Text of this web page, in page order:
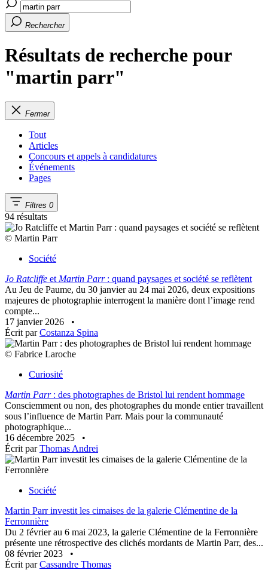
Rechercher
Résultats de recherche pour
"martin parr"
Fermer
Tout
Articles
Concours et appels à candidatures
Événements
Pages
Filtres 0
94 résultats
© Martin Parr
Société
Jo Ratcliffe et Martin Parr: quand paysages et société se reflètent
Au Jeu de Paume, du 30 janvier au 24 mai 2026, deux expositions
majeures de photographie interrogent la manière dont l’image rend
compte...
17 janvier 2026
•
Écrit parCostanza Spina
© Fabrice Laroche
Curiosité
Martin Parr: des photographes de Bristol lui rendent hommage
Consciemment ou non, des photographes du monde entier travaillent
sous l’influence de Martin Parr. Mais pour la communauté
photographique...
16 décembre 2025
•
Écrit parThomas Andrei
Société
Martin Parr investit les cimaises de la galerie Clémentine de la
Ferronnière
Du 2 février au 6 mai 2023, la galerie Clémentine de la Ferronnière
présente une rétrospective des clichés mordants de Martin Parr, des...
08 février 2023
•
Écrit parCassandre Thomas